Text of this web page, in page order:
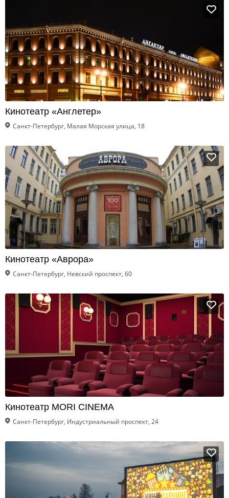
Кинотеатр «Англетер»
Санкт-Петербург, Малая Морская улица, 18
Кинотеатр «Аврора»
Санкт-Петербург, Невский проспект, 60
Кинотеатр MORI СINEMA
Санкт-Петербург, Индустриальный проспект, 24